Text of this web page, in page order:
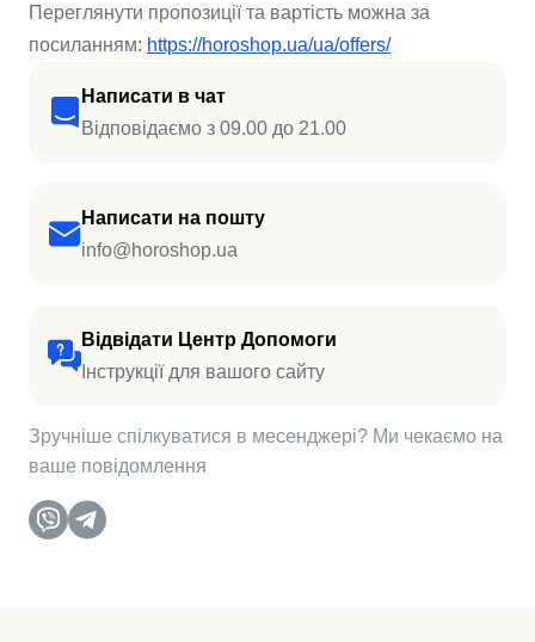
Написати в чат
Відповідаємо з 09.00 до 21.00
Написати на пошту
info@horoshop.ua
Відвідати Центр Допомоги
Інструкції для вашого сайту
Зручніше спілкуватися в месенджері? Ми чекаємо на
ваше повідомлення
Переглянути пропозиції та вартість можна за
посиланням: https://horoshop.ua/ua/offers/